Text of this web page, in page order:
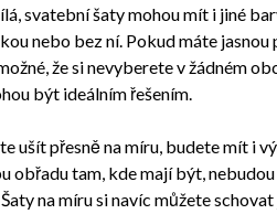
svatební šaty mohou mít i jiné
nebo bez ní. Pokud máte
že si nevyberete v žádném
být ideálním řešením.
ušít přesně na míru, budete mít i
obřadu tam, kde mají být,
na míru si navíc můžete